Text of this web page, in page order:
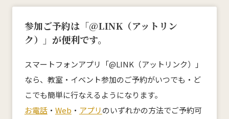
ホーム
私たちについて
参加ご予約は「@LINK（アットリン
ク）」が便利です。
スマートフォンアプリ「@LINK（アットリンク）」
なら、教室・イベント参加のご予約がいつでも・ど
こでも簡単に行なえるようになります。
お電話・ Web ・ アプリのいずれかの方法でご予約可